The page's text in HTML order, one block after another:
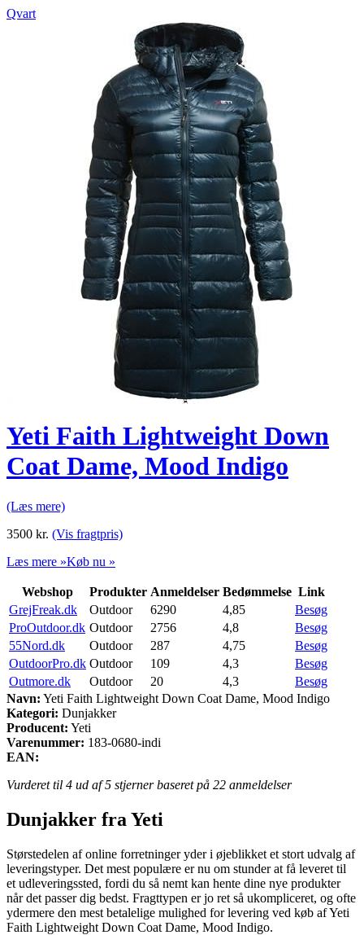
Qvart
Yeti Faith Lightweight Down
Coat Dame, Mood Indigo
(Læs mere)
3500 kr. (Vis fragtpris)
Læs mere »Køb nu »
Webshop Produkter Anmeldelser Bedømmelse Link
GrejFreak.dk
Outdoor 6290 4,85
Besøg
ProOutdoor.dk Outdoor 2756 4,8
Besøg
55Nord.dk
Outdoor 287 4,75
Besøg
OutdoorPro.dk Outdoor 109 4,3
Besøg
Outmore.dk
Outdoor 20 4,3
Besøg
Navn: Yeti Faith Lightweight Down Coat Dame, Mood Indigo
Kategori: Dunjakker
Producent: Yeti
Varenummer: 183-0680-indi
EAN:
Vurderet til 4 ud af 5 stjerner baseret på 22 anmeldelser
Dunjakker fra Yeti
Størstedelen af online forretninger yder i øjeblikket et stort udvalg af
leveringstyper. Det mest populære er nu om stunder at få leveret til
et udleveringssted, fordi du så nemt kan hente dine nye produkter
når det passer dig bedst. Fragttypen er jo ret så ukompliceret, og ofte
ydermere den mest betalelige mulighed for levering ved køb af Yeti
Faith Lightweight Down Coat Dame, Mood Indigo.